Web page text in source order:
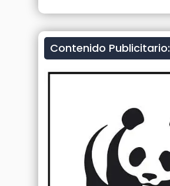
Contenido Publicitario: